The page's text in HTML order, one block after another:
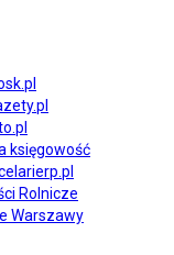
księgowość
Rolnicze
Warszawy